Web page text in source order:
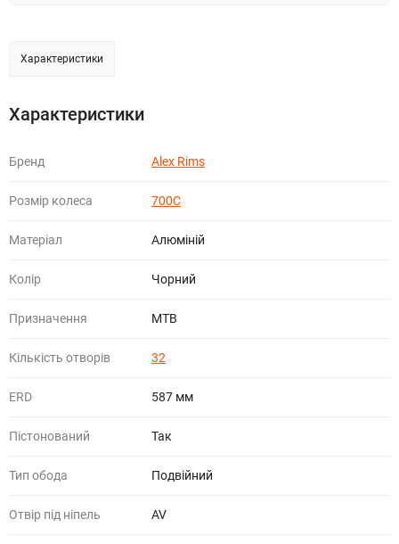
Характеристики
Характеристики
Бренд Alex Rims
Розмір колеса 700C
Матеріал Алюміній
Колір Чорний
Призначення МТВ
Кількість отворів 32
ERD 587 мм
Пістонований Так
Тип обода Подвійний
Отвір під ніпель AV